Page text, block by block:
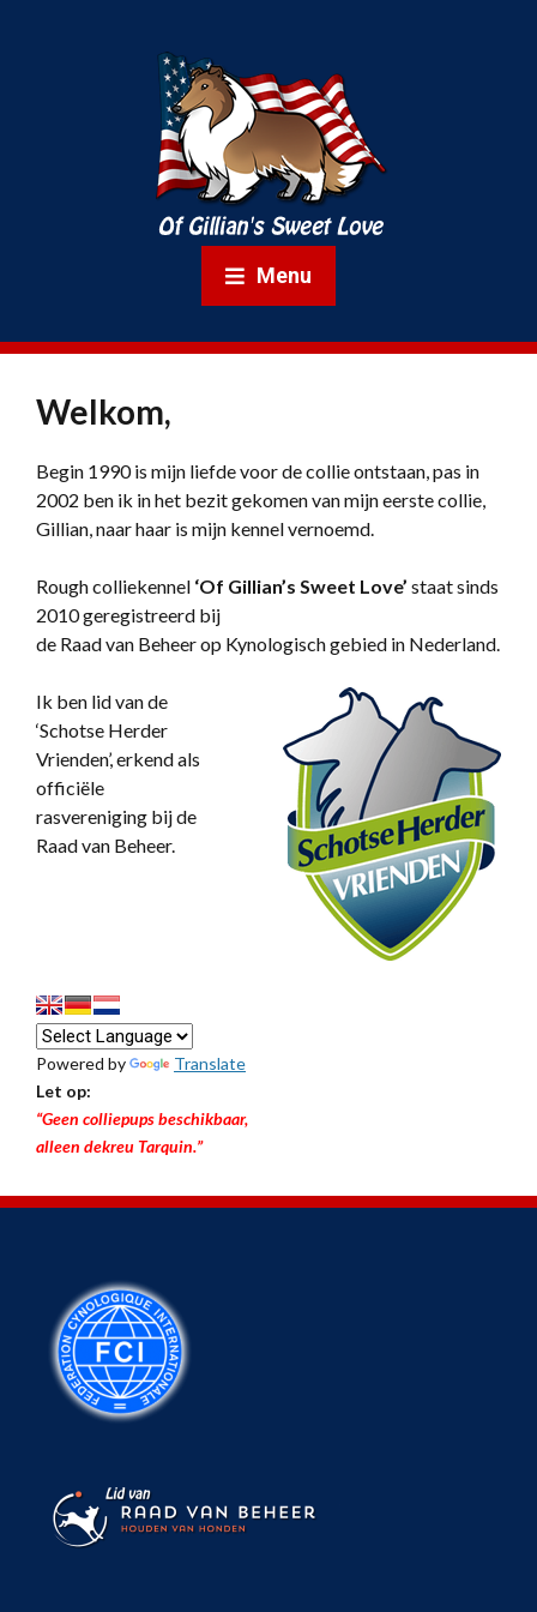
Menu
Welkom,
Begin 1990 is mijn liefde voor de collie ontstaan, pas in
2002 ben ik in het bezit gekomen van mijn eerste collie,
Gillian, naar haar is mijn kennel vernoemd.
Rough colliekennel ‘Of Gillian’s Sweet Love’ staat sinds
2010 geregistreerd bij
de Raad van Beheer op Kynologisch gebied in Nederland.
Ik ben lid van de
‘Schotse Herder
Vrienden’, erkend als
officiële
rasvereniging bij de
Raad van Beheer.
Powered by
Translate
Let op:
“Geen colliepups beschikbaar,
alleen dekreu Tarquin.”